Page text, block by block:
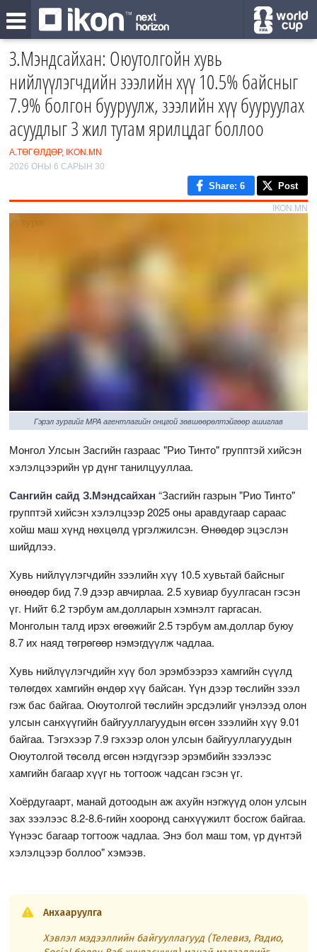
З.Мэндсайхан: Оюутолгойн хувь
нийлүүлэгчдийн зээлийн хүү 10.5% байсныг
7.9% болгон бууруулж, зээлийн хүү бууруулах
асуудлыг 3 жил тутам ярилцдаг боллоо
А.ТӨГӨЛДӨР, IKON.MN
2026 ОНЫ 6 САРЫН 30
Share: 6 Post
IKON.MN
Гэрэл зургийг MPA агентлагийн онцгой зөвшөөрөлтэйгөөр ашиглав
Монгол Улсын Засгийн газраас "Рио Тинто" групптэй хийсэн
хэлэлцээрийн үр дүнг танилцууллаа.
Сангийн сайд З.Мэндсайхан “Засгийн газрын "Рио Тинто"
групптэй хийсэн хэлэлцээр 2025 оны аравдугаар сараас
хойш маш хүнд нөхцөлд үргэлжилсэн. Өнөөдөр эцэслэн
шийдлээ.
Хувь нийлүүлэгчдийн зээлийн хүү 10.5 хувьтай байсныг
өнөөдөр бид 7.9 дээр авчирлаа. 2.5 хувиар буулгасан гэсэн
үг. Нийт 6.2 тэрбум ам.долларын хэмнэлт гаргасан.
Монголын талд ирэх өгөөжийг 2.5 тэрбум ам.доллар буюу
8.7 их наяд төгрөгөөр нэмэгдүүлж чадлаа.
Хувь нийлүүлэгчдийн хүү бол эрэмбээрээ хамгийн сүүлд
төлөгдөх хамгийн өндөр хүү байсан. Үүн дээр төслийн зээл
гэж бас байгаа. Оюутолгой төслийн эрсдэлийг үнэлээд олон
улсын санхүүгийн байгууллагуудын өгсөн зээлийн хүү 9.01
байгаа. Тэгэхээр 7.9 гэхээр олон улсын байгууллагуудын
Оюутолгой төсөлд өгсөн нэгдүгээр эрэмбийн зээлээс
хамгийн багаар хүүг нь тогтоож чадсан гэсэн үг.
Хоёрдугаарт, манай дотоодын аж ахуйн нэгжүүд олон улсын
зах зээлээс 8.2-8.6-гийн хооронд санхүүжилт босгож байгаа.
Үүнээс багаар тогтоож чадлаа. Энэ бол маш том, үр дүнтэй
хэлэлцээр боллоо" хэмээв.
Анхааруулга
Хэвлэл мэдээллийн байгууллагууд (Телевиз, Радио,